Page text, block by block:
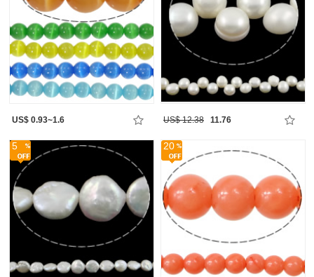
US$ 0.93~1.6 US$ 12.38 11.76
5 20